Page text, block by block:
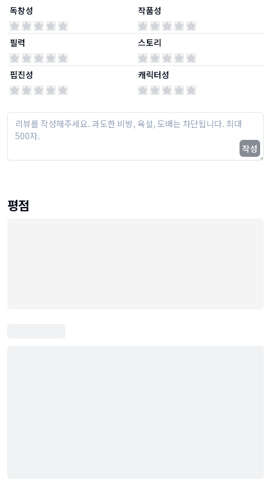
독창성
필력
핍진성
작품성
스토리
캐릭터성
작성
평점